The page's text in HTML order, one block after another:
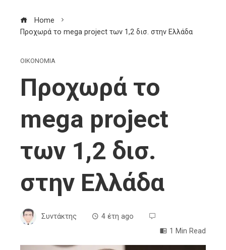
Home
Προχωρά το mega project των 1,2 δισ. στην Ελλάδα
ΟΙΚΟΝΟΜΙΑ
Προχωρά το
mega project
των 1,2 δισ.
στην Ελλάδα
Συντάκτης
4 έτη ago
1 Min Read